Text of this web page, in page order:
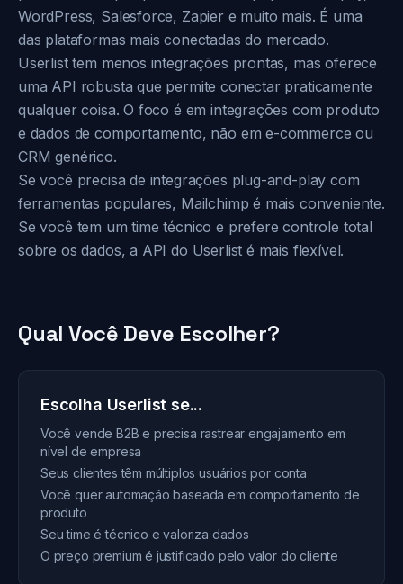
WordPress, Salesforce, Zapier e muito mais. É uma
das plataformas mais conectadas do mercado.
Userlist tem menos integrações prontas, mas oferece
uma API robusta que permite conectar praticamente
qualquer coisa. O foco é em integrações com produto
e dados de comportamento, não em e-commerce ou
CRM genérico.
Se você precisa de integrações plug-and-play com
ferramentas populares, Mailchimp é mais conveniente.
Se você tem um time técnico e prefere controle total
sobre os dados, a API do Userlist é mais flexível.
Qual Você Deve Escolher?
Escolha Userlist se...
Você vende B2B e precisa rastrear engajamento em
nível de empresa
Seus clientes têm múltiplos usuários por conta
Você quer automação baseada em comportamento de
produto
Seu time é técnico e valoriza dados
O preço premium é justificado pelo valor do cliente